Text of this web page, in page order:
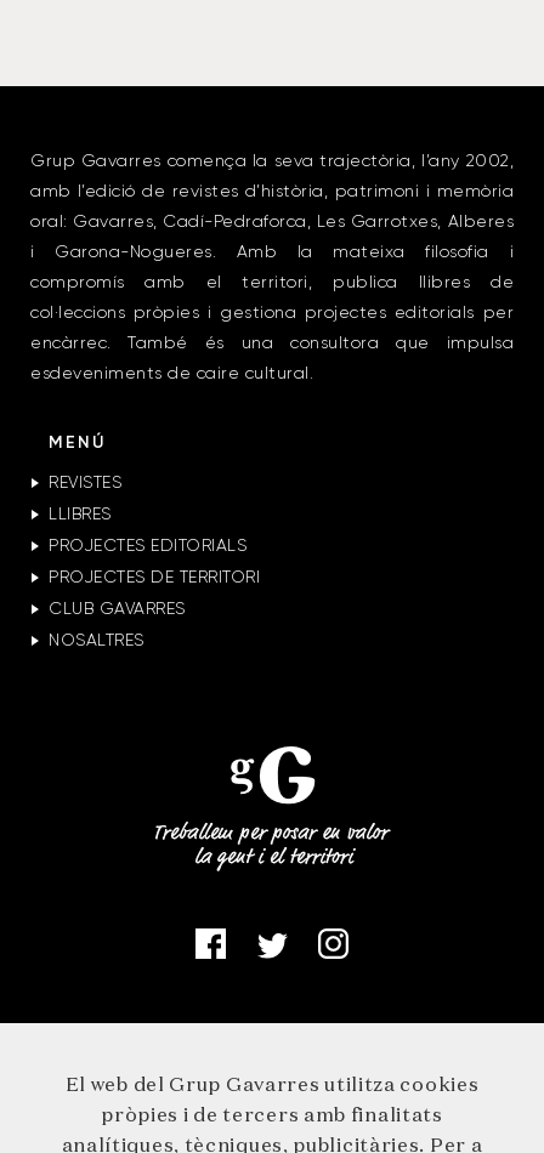
Grup Gavarres comença la seva trajectòria, l’any 2002,
amb l’edició de revistes d’història, patrimoni i memòria
oral: Gavarres, Cadí-Pedraforca, Les Garrotxes, Alberes
i Garona-Nogueres. Amb la mateixa filosofia i
compromís amb el territori, publica llibres de
col·leccions pròpies i gestiona projectes editorials per
encàrrec. També és una consultora que impulsa
esdeveniments de caire cultural.
MENÚ
REVISTES
LLIBRES
PROJECTES EDITORIALS
PROJECTES DE TERRITORI
CLUB GAVARRES
NOSALTRES
El web del Grup Gavarres utilitza cookies
pròpies i de tercers amb finalitats
analítiques, tècniques, publicitàries. Per a